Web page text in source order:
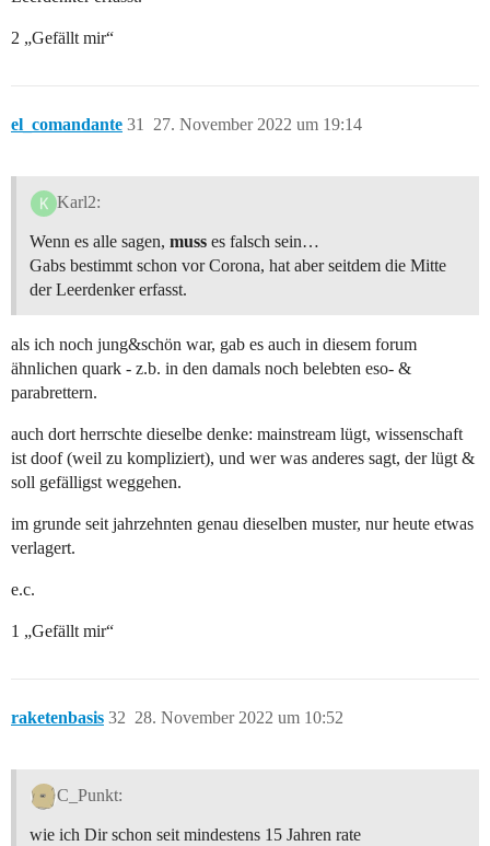
2 „Gefällt mir“
el_comandante 27. November 2022 um 19:14
31
Karl2:
Wenn es alle sagen, muss es falsch sein…
Gabs bestimmt schon vor Corona, hat aber seitdem die Mitte
der Leerdenker erfasst.
als ich noch jung&schön war, gab es auch in diesem forum
ähnlichen quark - z.b. in den damals noch belebten eso- &
parabrettern.
auch dort herrschte dieselbe denke: mainstream lügt, wissenschaft
ist doof (weil zu kompliziert), und wer was anderes sagt, der lügt &
soll gefälligst weggehen.
im grunde seit jahrzehnten genau dieselben muster, nur heute etwas
verlagert.
e.c.
1 „Gefällt mir“
raketenbasis 28. November 2022 um 10:52
32
C_Punkt:
wie ich Dir schon seit mindestens 15 Jahren rate